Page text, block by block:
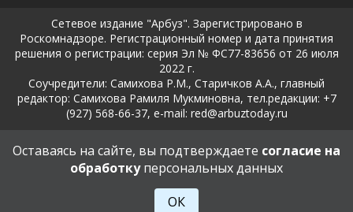
Сетевое издание "Арбуз". Зарегистрировано в
Роскомнадзоре. Регистрационный номер и дата принятия
решения о регистрации: серия Эл № ФС77-83656 от 26 июля
2022 г.
Соучредители: Самихова Р.М., Старичков А.А., главный
редактор: Самихова Рамиля Мукминовна, тел.редакции: +7
(927) 568-66-37, e-mail: red@arbuztoday.ru
Политика в отношении обработки и защиты персональных
данных
18+
Оставаясь на сайте, вы подтверждаете согласие на
обработкуперсональных данных
ОК